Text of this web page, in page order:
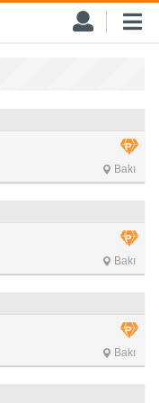
Bakı
Bakı
Bakı